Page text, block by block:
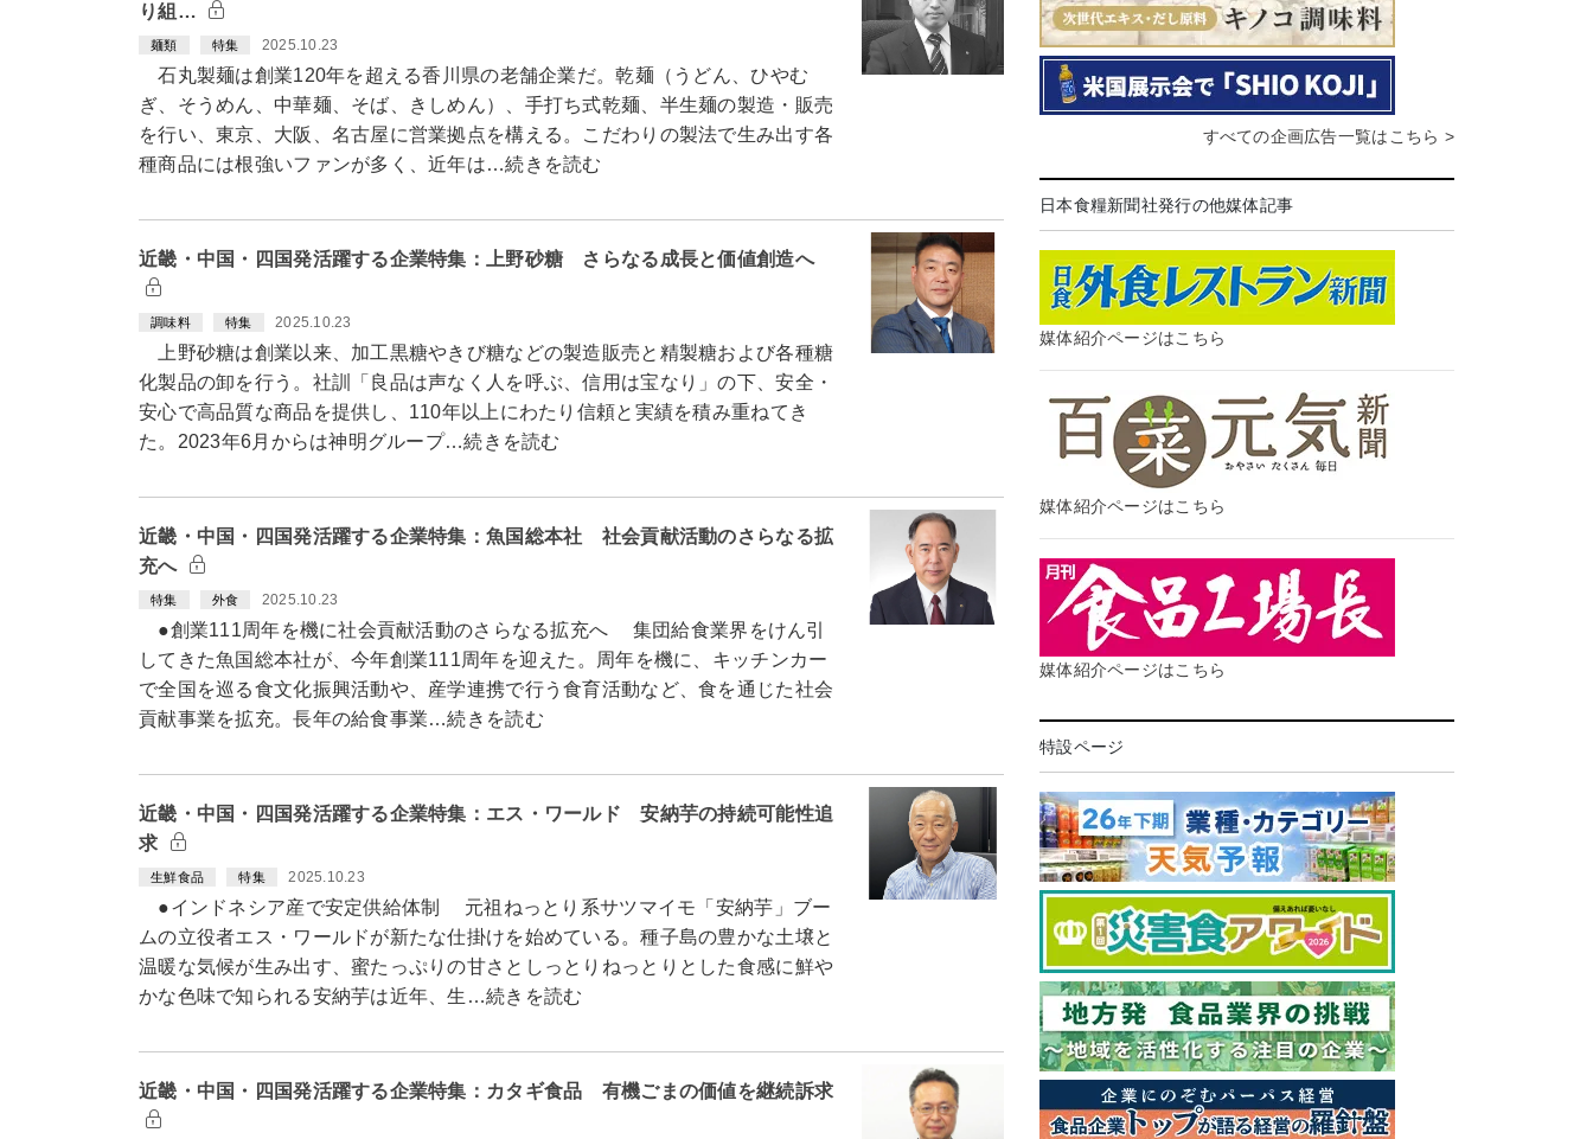
り組…
麺類 特集 2025.10.23
石丸製麺は創業120年を超える香川県の老舗企業だ。乾麺（うどん、ひやむ
ぎ、そうめん、中華麺、そば、きしめん）、手打ち式乾麺、半生麺の製造・販売
を行い、東京、大阪、名古屋に営業拠点を構える。こだわりの製法で生み出す各
種商品には根強いファンが多く、近年は…続きを読む
近畿・中国・四国発活躍する企業特集：上野砂糖 さらなる成長と価値創造へ
調味料 特集 2025.10.23
上野砂糖は創業以来、加工黒糖やきび糖などの製造販売と精製糖および各種糖
化製品の卸を行う。社訓「良品は声なく人を呼ぶ、信用は宝なり」の下、安全・
安心で高品質な商品を提供し、110年以上にわたり信頼と実績を積み重ねてき
た。2023年6月からは神明グループ…続きを読む
近畿・中国・四国発活躍する企業特集：魚国総本社 社会貢献活動のさらなる拡
充へ
特集 外食 2025.10.23
●創業111周年を機に社会貢献活動のさらなる拡充へ 集団給食業界をけん引
してきた魚国総本社が、今年創業111周年を迎えた。周年を機に、キッチンカー
で全国を巡る食文化振興活動や、産学連携で行う食育活動など、食を通じた社会
貢献事業を拡充。長年の給食事業…続きを読む
近畿・中国・四国発活躍する企業特集：エス・ワールド 安納芋の持続可能性追
求
生鮮食品 特集 2025.10.23
●インドネシア産で安定供給体制 元祖ねっとり系サツマイモ「安納芋」ブー
ムの立役者エス・ワールドが新たな仕掛けを始めている。種子島の豊かな土壌と
温暖な気候が生み出す、蜜たっぷりの甘さとしっとりねっとりとした食感に鮮や
かな色味で知られる安納芋は近年、生…続きを読む
近畿・中国・四国発活躍する企業特集：カタギ食品 有機ごまの価値を継続訴求
すべての企画広告一覧はこちら >
日本食糧新聞社発行の他媒体記事
媒体紹介ページはこちら
媒体紹介ページはこちら
媒体紹介ページはこちら
特設ページ